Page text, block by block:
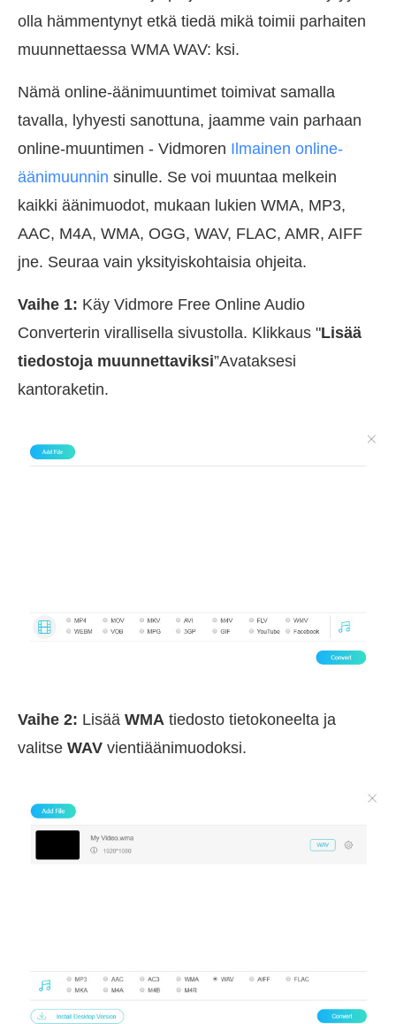
olla hämmentynyt etkä tiedä mikä toimii parhaiten
muunnettaessa WMA WAV: ksi.
Nämä online-äänimuuntimet toimivat samalla
tavalla, lyhyesti sanottuna, jaamme vain parhaan
online-muuntimen - Vidmoren Ilmainen online-
äänimuunnin sinulle. Se voi muuntaa melkein
kaikki äänimuodot, mukaan lukien WMA, MP3,
AAC, M4A, WMA, OGG, WAV, FLAC, AMR, AIFF
jne. Seuraa vain yksityiskohtaisia ohjeita.
Vaihe 1: Käy Vidmore Free Online Audio
Converterin virallisella sivustolla. Klikkaus "Lisää
tiedostoja muunnettaviksi”Avataksesi
kantoraketin.
Vaihe 2: Lisää WMA tiedosto tietokoneelta ja
valitse WAV vientiäänimuodoksi.